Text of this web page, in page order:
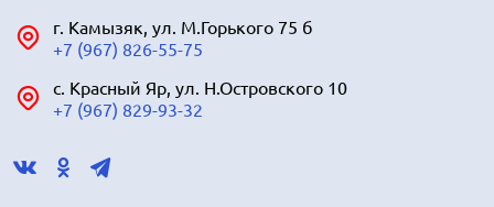
г. Камызяк, ул. М.Горького 75 б
+7 (967) 826-55-75
с. Красный Яр, ул. Н.Островского 10
+7 (967) 829-93-32